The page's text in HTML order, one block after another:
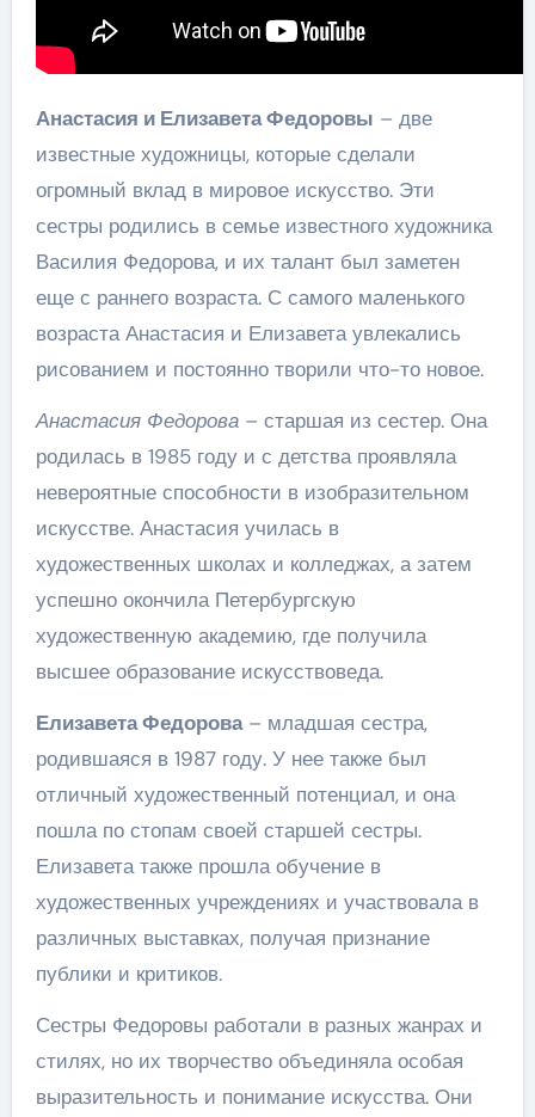
Анастасия и Елизавета Федоровы – две
известные художницы, которые сделали
огромный вклад в мировое искусство. Эти
сестры родились в семье известного художника
Василия Федорова, и их талант был заметен
еще с раннего возраста. С самого маленького
возраста Анастасия и Елизавета увлекались
рисованием и постоянно творили что-то новое.
Анастасия Федорова– старшая из сестер. Она
родилась в 1985 году и с детства проявляла
невероятные способности в изобразительном
искусстве. Анастасия училась в
художественных школах и колледжах, а затем
успешно окончила Петербургскую
художественную академию, где получила
высшее образование искусствоведа.
Елизавета Федорова– младшая сестра,
родившаяся в 1987 году. У нее также был
отличный художественный потенциал, и она
пошла по стопам своей старшей сестры.
Елизавета также прошла обучение в
художественных учреждениях и участвовала в
различных выставках, получая признание
публики и критиков.
Сестры Федоровы работали в разных жанрах и
стилях, но их творчество объединяла особая
выразительность и понимание искусства. Они